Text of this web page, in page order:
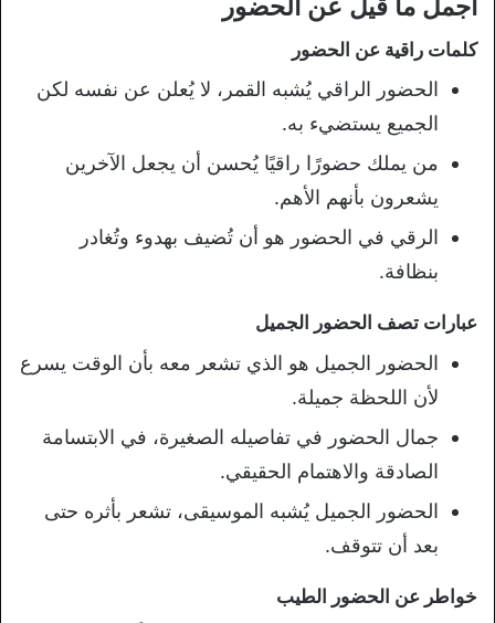
أجمل ما قيل عن الحضور
كلمات راقية عن الحضور
الحضور الراقي يُشبه القمر، لا يُعلن عن نفسه لكن
الجميع يستضيء به.
من يملك حضورًا راقيًا يُحسن أن يجعل الآخرين
يشعرون بأنهم الأهم.
الرقي في الحضور هو أن تُضيف بهدوء وتُغادر
بنظافة.
عبارات تصف الحضور الجميل
الحضور الجميل هو الذي تشعر معه بأن الوقت يسرع
لأن اللحظة جميلة.
جمال الحضور في تفاصيله الصغيرة، في الابتسامة
الصادقة والاهتمام الحقيقي.
الحضور الجميل يُشبه الموسيقى، تشعر بأثره حتى
بعد أن تتوقف.
خواطر عن الحضور الطيب